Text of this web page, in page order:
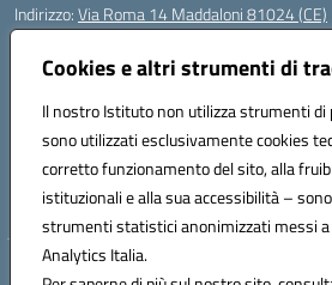
Cookies e altri strumenti di
Il nostro Istituto non utilizza strumenti
sono utilizzati esclusivamente cookies
corretto funzionamento del sito, alla
istituzionali e alla sua accessibilità –
strumenti statistici anonimizzati messi a
Analytics Italia.
Indirizzo:Via Roma 14 Maddaloni 81024 (CE)
Centralino:
Posta elettronica certificata (PEC):
Codice fiscale: 80006190617
Codice meccanografico:CEIC8AN00R
Codice Indice delle Pubbliche
Codice unico di fatturazione (CUF): UFORSV
Hosting & Powered by 3D